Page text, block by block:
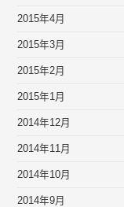
2015年4月
2015年3月
2015年2月
2015年1月
2014年12月
2014年11月
2014年10月
2014年9月